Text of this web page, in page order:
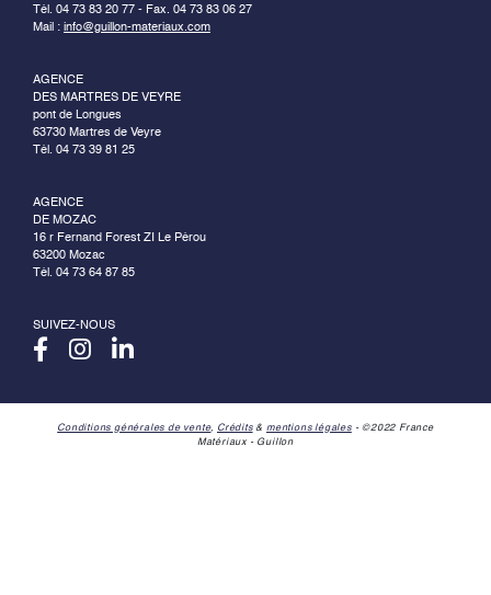
Tél. 04 73 83 20 77 - Fax. 04 73 83 06 27
Mail : info@guillon-materiaux.com
AGENCE
DES MARTRES DE VEYRE
pont de Longues
63730 Martres de Veyre
Tél. 04 73 39 81 25
AGENCE
DE MOZAC
16 r Fernand Forest ZI Le Pérou
63200 Mozac
Tél. 04 73 64 87 85
SUIVEZ-NOUS
Conditions générales de vente, Crédits& mentions légales- ©2022 France
Matériaux - Guillon